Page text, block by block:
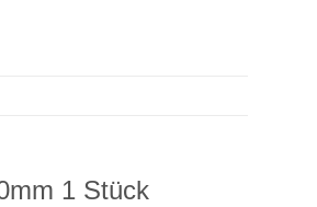
1 Stück